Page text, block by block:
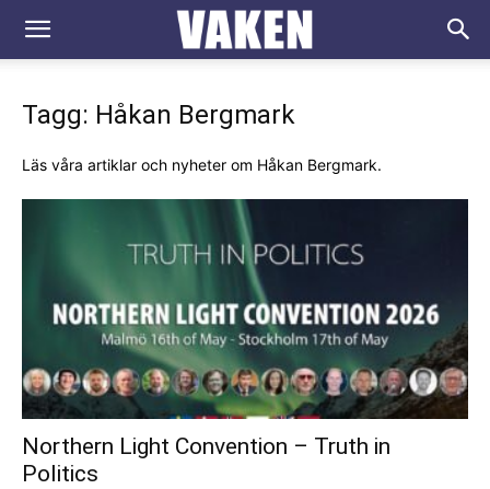
VAKEN.se
Tagg: Håkan Bergmark
Läs våra artiklar och nyheter om Håkan Bergmark.
Northern Light Convention – Truth in
Politics